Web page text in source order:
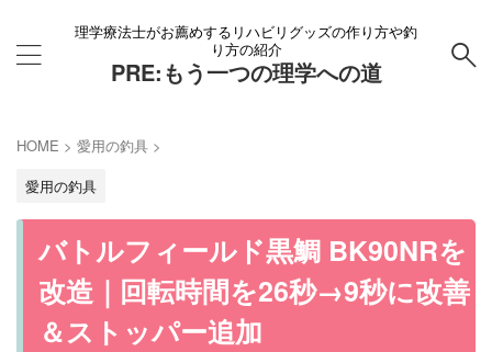
理学療法士がお薦めするリハビリグッズの作り方や釣
り方の紹介
PRE:もう一つの理学への道
HOME > 愛用の釣具 >
愛用の釣具
バトルフィールド黒鯛 BK90NRを
改造｜回転時間を26秒→9秒に改善
＆ストッパー追加